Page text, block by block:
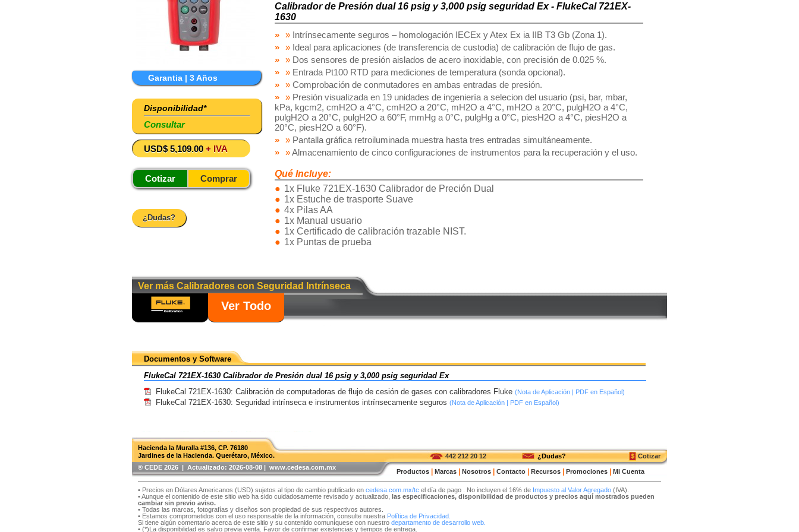
Garantia | 3 Años
Disponibilidad*
Consultar
USD$ 5,109.00 + IVA
Cotizar Comprar
¿Dudas?
Calibrador de Presión dual 16 psig y 3,000 psig seguridad Ex - FlukeCal 721EX-
1630
» Intrínsecamente seguros – homologación IECEx y Atex Ex ia IIB T3 Gb (Zona 1).
» Ideal para aplicaciones (de transferencia de custodia) de calibración de flujo de gas.
» Dos sensores de presión aislados de acero inoxidable, con precisión de 0.025 %.
» Entrada Pt100 RTD para mediciones de temperatura (sonda opcional).
» Comprobación de conmutadores en ambas entradas de presión.
» Presión visualizada en 19 unidades de ingeniería a selecion del usuario (psi, bar, mbar,
kPa, kgcm2, cmH2O a 4°C, cmH2O a 20°C, mH2O a 4°C, mH2O a 20°C, pulgH2O a 4°C,
pulgH2O a 20°C, pulgH2O a 60°F, mmHg a 0°C, pulgHg a 0°C, piesH2O a 4°C, piesH2O a
20°C, piesH2O a 60°F).
» Pantalla gráfica retroiluminada muestra hasta tres entradas simultáneamente.
»Almacenamiento de cinco configuraciones de instrumentos para la recuperación y el uso.
Qué Incluye:
1x Fluke 721EX-1630 Calibrador de Preción Dual
1x Estuche de trasporte Suave
4x Pilas AA
1x Manual usuario
1x Certificado de calibración trazable NIST.
1x Puntas de prueba
Ver más Calibradores con Seguridad Intrínseca
Ver Todo
Documentos y Software
FlukeCal 721EX-1630 Calibrador de Presión dual 16 psig y 3,000 psig seguridad Ex
FlukeCal 721EX-1630: Calibración de computadoras de flujo de cesión de gases con calibradores Fluke (Nota de Aplicación | PDF en Español)
FlukeCal 721EX-1630: Seguridad intrínseca e instrumentos intrínsecamente seguros (Nota de Aplicación | PDF en Español)
Hacienda la Muralla #136, CP. 76180
Jardines de la Hacienda. Querétaro, México.
®️ CEDE 2026 | Actualizado: 2026-08-08 | www.cedesa.com.mx
442 212 20 12 ¿Dudas? Cotizar
Productos Marcas Nosotros Contacto Recursos Promociones Mi Cuenta
• Precios en Dólares Americanos (USD) sujetos al tipo de cambio publicado en cedesa.com.mx/tc el día de pago . No incluyen el 16% de Impuesto al Valor Agregado (IVA).
• Aunque el contenido de este sitio web ha sido cuidadosamente revisado y actualizado, las especificaciones, disponibilidad de productos y precios aquí mostrados pueden
cambiar sin previo aviso.
• Todas las marcas, fotografías y diseños son propiedad de sus respectivos autores.
• Estamos comprometidos con el uso responsable de la información, consulte nuestra Política de Privacidad.
Si tiene algún comentario acerca de este sitio y su contenido comuníquese con nuestro departamento de desarrollo web.
• (*)La disponibilidad es salvo previa venta. Favor de confirmar existencias y tiempos de entrega.